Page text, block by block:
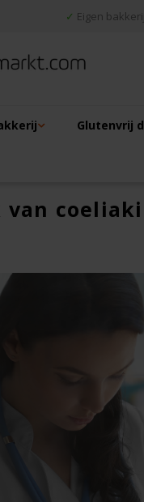
✓ Eigen
Glutenvrij
van